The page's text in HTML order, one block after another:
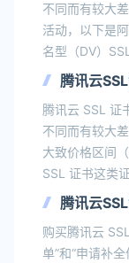
不同而有较大
活动，以下是
名型（DV）
腾讯云
腾讯云 SSL 证
不同而有较大
大致价格区间
SSL 证书这类
腾讯云
购买腾讯云
单”和“申请补